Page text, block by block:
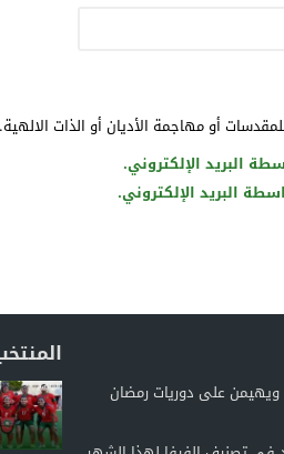
أو مهاجمة الأديان أو الذات
البريد الإلكتروني.
البريد الإلكتروني.
ويهيمن على دوريات رمضان